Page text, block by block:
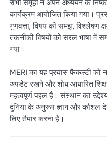
सभी समूहों ने अपने अध्ययन के
कार्यक्रम आयोजित किया गया।
गुणवत्ता, विषय की समझ, विश्लेषण
तकनीकी विषयों को सरल भाषा में
गया।
MERI का यह प्रयास फैकल्टी को
अपडेट रखने और शोध आधारित
महत्वपूर्ण पहल है। संस्थान का
दुनिया के अनुरूप ज्ञान और कौशल
लिए तैयार करना है।